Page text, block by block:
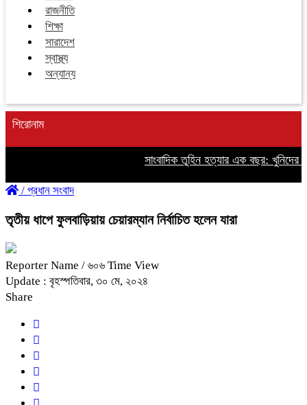
রাজনীতি
শিক্ষা
সারাদেশ
স্বাস্থ্য
অন্যান্য
শিরোনাম
সাংবাদিক তুহিন হত্যার এক বছর: খুনিদের
/ প্রধান সংবাদ
তৃতীয় ধাপে ফুলবাড়িয়ায় চেয়ারম্যান নির্বাচিত হলেন যারা
Reporter Name / ৬০৬ Time View
Update : বৃহস্পতিবার, ৩০ মে, ২০২৪
Share